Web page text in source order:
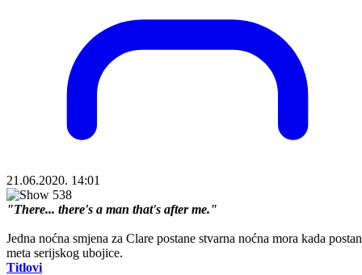
21.06.2020. 14:01
"There... there's a man that's after me."
Jedna noćna smjena za Clare postane stvarna noćna mora kada
meta serijskog ubojice.
Titlovi